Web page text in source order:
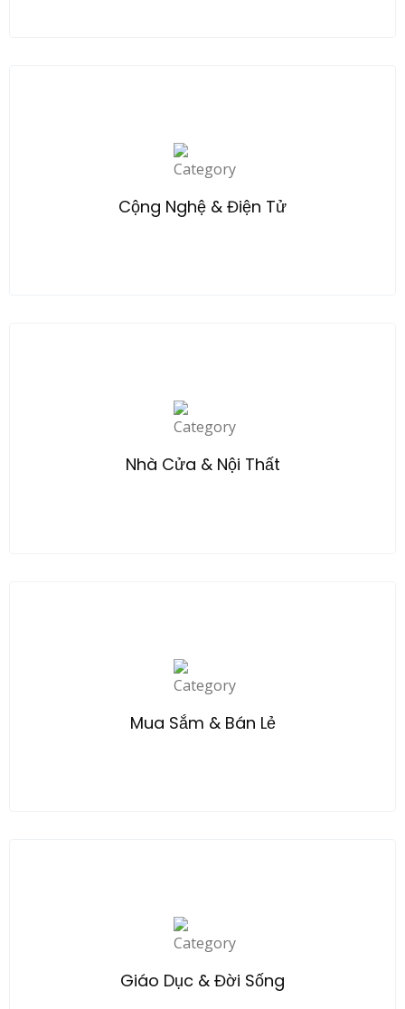
Cộng Nghệ & Điện Tử
Explore
Nhà Cửa & Nội Thất
Explore
Mua Sắm & Bán Lẻ
Explore
Giáo Dục & Đời Sống
Explore